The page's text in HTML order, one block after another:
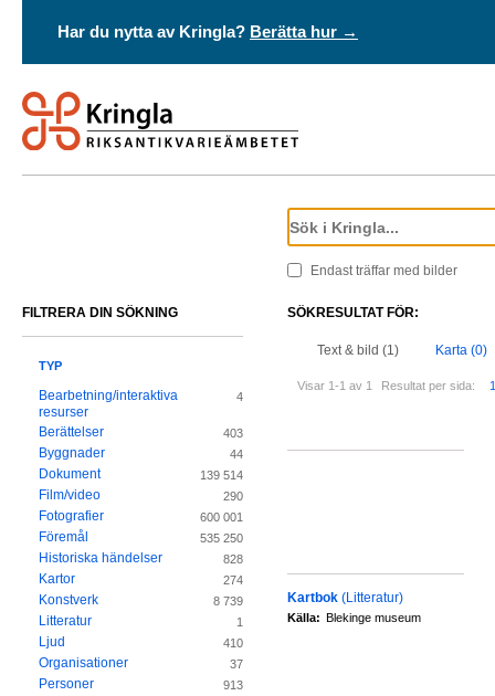
Har du nytta av Kringla? Berätta hur →
Endast träffar med bilder
SÖKRESULTAT FÖR:
Text & bild (1) Karta (0)
Visar 1-1 av 1 Resultat per sida:
Kartbok (Litteratur)
Källa: Blekinge museum
FILTRERA DIN SÖKNING
TYP
Bearbetning/interaktiva
resurser
4
Berättelser 403
Byggnader 44
Dokument 139 514
Film/video 290
Fotografier 600 001
Föremål 535 250
Historiska händelser 828
Kartor 274
Konstverk 8 739
Litteratur 1
Ljud 410
Organisationer 37
Personer 913